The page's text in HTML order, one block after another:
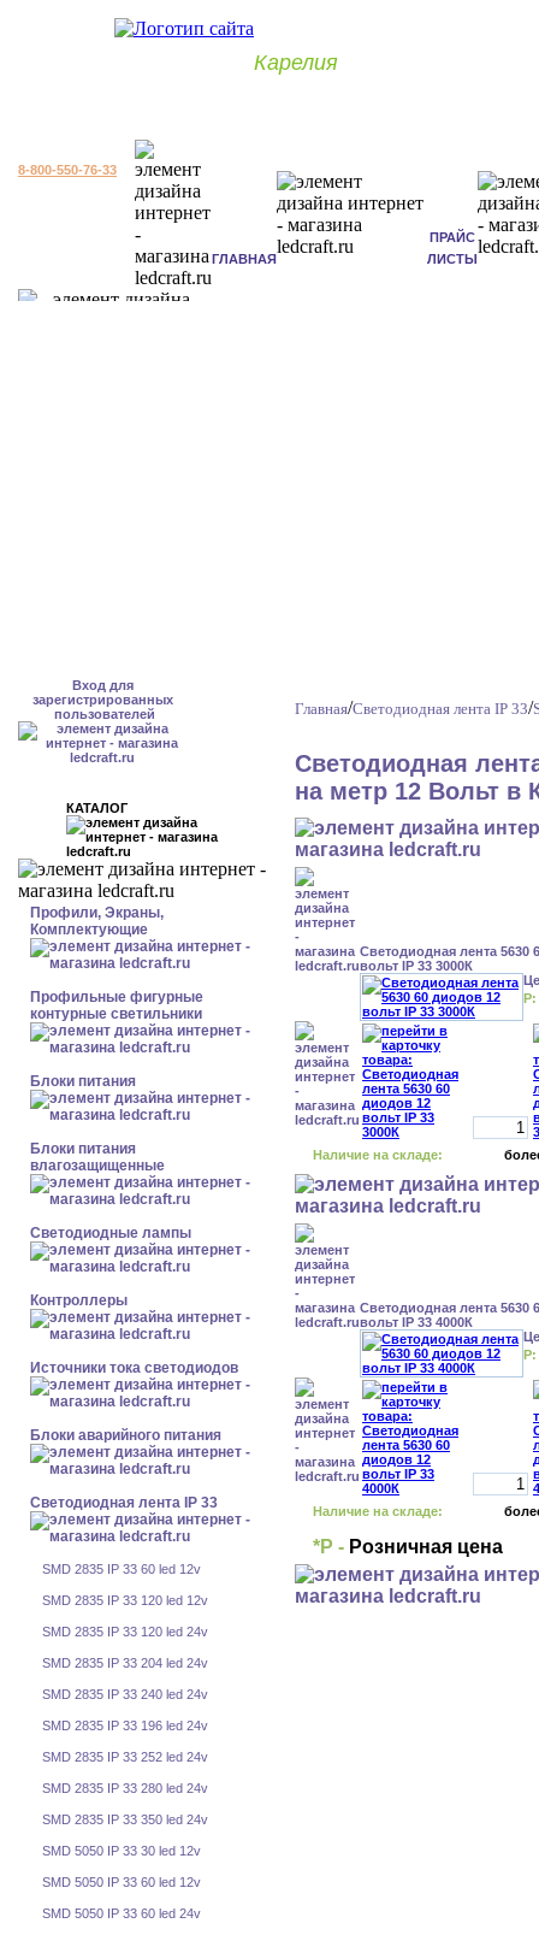
Карелия
8-800-550-76-33
ГЛАВНАЯ
ПРАЙС
ЛИСТЫ
Вход для
зарегистрированных
пользователей
КАТАЛОГ
Профили, Экраны,
Комплектующие
Профильные фигурные
контурные светильники
Блоки питания
Блоки питания
влагозащищенные
Светодиодные лампы
Контроллеры
Источники тока светодиодов
Блоки аварийного питания
Светодиодная лента IP 33
SMD 2835 IP 33 60 led 12v
SMD 2835 IP 33 120 led 12v
SMD 2835 IP 33 120 led 24v
SMD 2835 IP 33 204 led 24v
SMD 2835 IP 33 240 led 24v
SMD 2835 IP 33 196 led 24v
SMD 2835 IP 33 252 led 24v
SMD 2835 IP 33 280 led 24v
SMD 2835 IP 33 350 led 24v
SMD 5050 IP 33 30 led 12v
SMD 5050 IP 33 60 led 12v
SMD 5050 IP 33 60 led 24v
Главная/Светодиодная лента IP 33/
Светодиодная
на метр 12 Вольт в
Светодиодная лента 5630
вольт IP 33 3000К
Р:
Наличие на складе:
Светодиодная лента 5630
вольт IP 33 4000К
Р:
Наличие на складе:
*Р - Розничная цена